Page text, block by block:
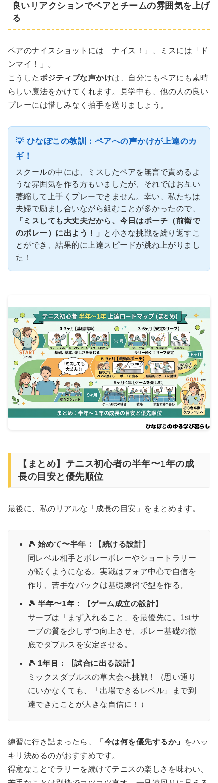
良いリアクションでペアとチームの雰囲気を上げ
る
ペアのナイスショットには「ナイス！」、ミスには「ド
ンマイ！」。
こうしたポジティブな声かけは、自分にもペアにも素晴
らしい魔法をかけてくれます。見学中も、他の人の良い
プレーには惜しみなく拍手を送りましょう。
💡 ひなぽこの教訓：ペアへの声かけが上達のカ
ギ！
スクールの中には、ミスしたペアを無言で責めるよ
うな雰囲気を作る方もいましたが、それではお互い
萎縮して上手くプレーできません。幸い、私たちは
夫婦で励まし合いながら組むことが多かったので、
「ミスしても大丈夫だから、今日はポーチ（前衛で
のボレー）に出よう！」
と小さな挑戦を繰り返すこ
とができ、結果的に上達スピードが跳ね上がりまし
た！
【まとめ】テニス初心者の半年〜1年の成
長の目安と優先順位
最後に、私のリアルな「成長の目安」をまとめます。
🎾 始めて〜半年：【続ける設計】
同レベル相手とボレーボレーやショートラリー
が続くようになる。実戦はフォア中心で自信を
作り、苦手なバックは基礎練習で型を作る。
🎾 半年〜1年：【ゲーム成立の設計】
サーブは「まず入れること」を最優先に。1stサ
ーブの質を少しずつ向上させ、ボレー基礎の徹
底でダブルスを安定させる。
🎾 1年目：【試合に出る設計】
ミックスダブルスの草大会へ挑戦！（思い通り
にいかなくても、「出場できるレベル」まで到
達できたことが大きな自信に！）
練習に行き詰まったら、 「今は何を優先するか」
をハッ
キリ決めるのがおすすめです。
得意なことでラリーを続けてテニスの楽しさを味わい、